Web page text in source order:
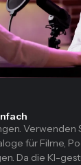
Verwenden
für Filme,
Da die KI-